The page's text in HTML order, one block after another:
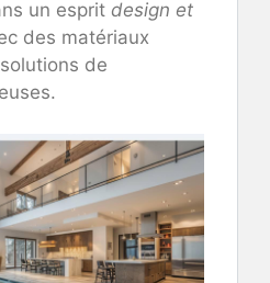
un esprit design et
des matériaux
de